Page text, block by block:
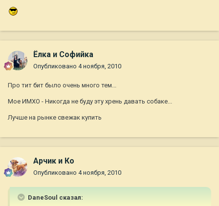
Ёлка и Софийка
Опубликовано 4 ноября, 2010
Про тит бит было очень много тем...
Мое ИМХО - Никогда не буду эту хрень давать собаке...
Лучше на рынке свежак купить
Арчик и Ко
Опубликовано 4 ноября, 2010
DaneSoul сказал: